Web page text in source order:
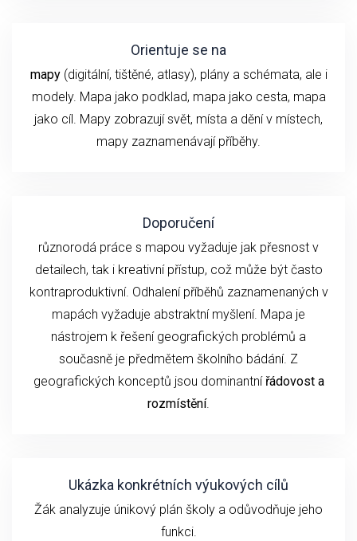
Orientuje se na
mapy(digitální, tištěné, atlasy), plány a schémata, ale i
modely. Mapa jako podklad, mapa jako cesta, mapa
jako cíl. Mapy zobrazují svět, místa a dění v místech,
mapy zaznamenávají příběhy.
Doporučení
různorodá práce s mapou vyžaduje jak přesnost v
detailech, tak i kreativní přístup, což může být často
kontraproduktivní. Odhalení příběhů zaznamenaných v
mapách vyžaduje abstraktní myšlení. Mapa je
nástrojem k řešení geografických problémů a
současně je předmětem školního bádání. Z
geografických konceptů jsou dominantní řádovost a
rozmístění.
Ukázka konkrétních výukových cílů
Žák analyzuje únikový plán školy a odůvodňuje jeho
funkci.